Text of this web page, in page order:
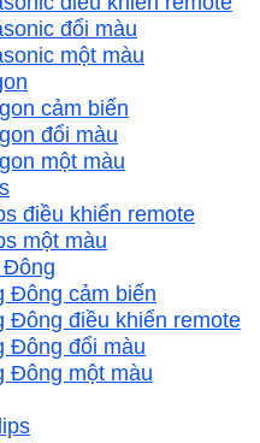
đổi màu
một màu
cảm biến
đổi màu
một màu
điều khiển remote
một màu
Đông cảm biến
Đông điều khiển remote
Đông đổi màu
Đông một màu